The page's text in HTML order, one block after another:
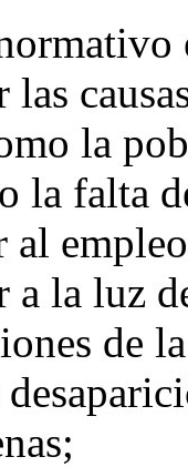
las
la
la falta
al
a la luz
de